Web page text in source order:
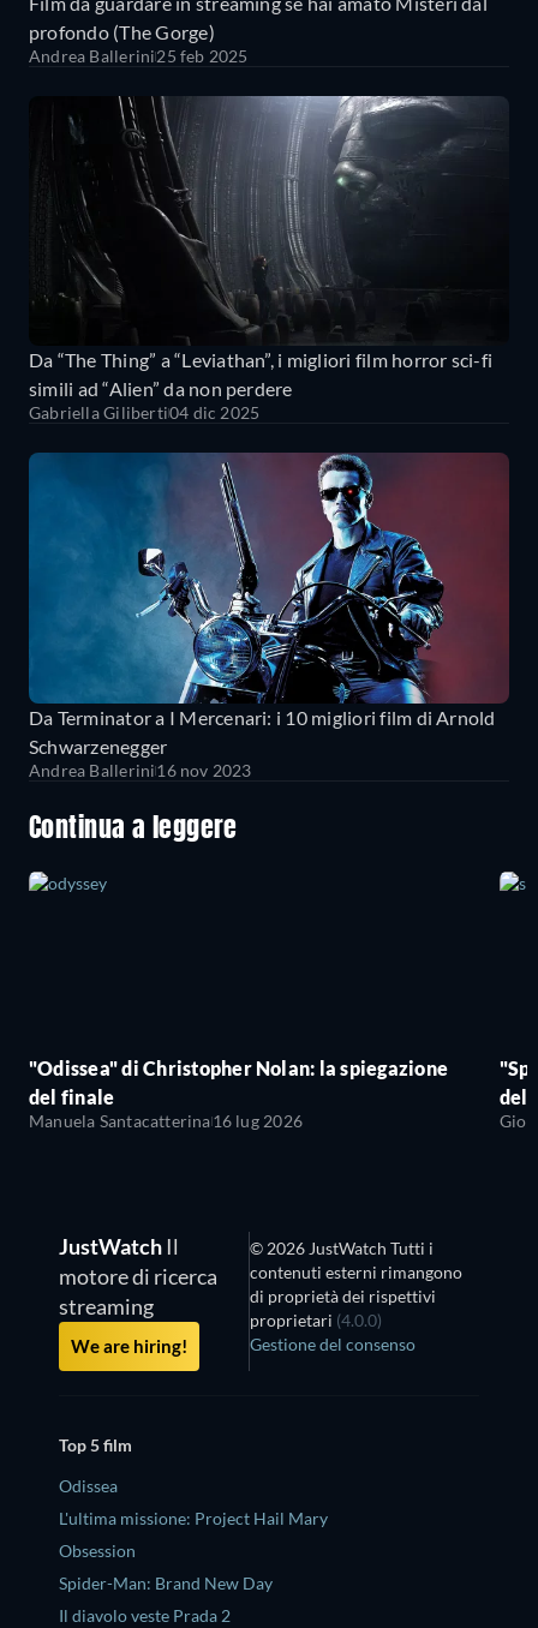
profondo (The Gorge)
Andrea Ballerini25 feb 2025
Da “The Thing” a “Leviathan”, i migliori film horror sci-fi
simili ad “Alien” da non perdere
Gabriella Giliberti04 dic 2025
Da Terminator a I Mercenari: i 10 migliori film di Arnold
Schwarzenegger
Andrea Ballerini16 nov 2023
Continua a leggere
"Odissea" di Christopher Nolan: la spiegazione
del finale
Manuela Santacatterina16 lug 2026
del
JustWatch Il
motore di ricerca
streaming
We are hiring!
© 2026 JustWatch Tutti i
contenuti esterni rimangono
di proprietà dei rispettivi
proprietari (4.0.0)
Gestione del consenso
Top 5 film
Odissea
L'ultima missione: Project Hail Mary
Obsession
Spider-Man: Brand New Day
Il diavolo veste Prada 2